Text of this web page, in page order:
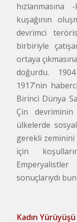
kuşağının
devrimci
birbiriyle
ortaya
doğurdu.
1917’nin
Birinci Dünya
Çin devriminin
ülkelerde
gerekli zeminini
için
sonuçlarıydı
Kadın Yürüyüşü